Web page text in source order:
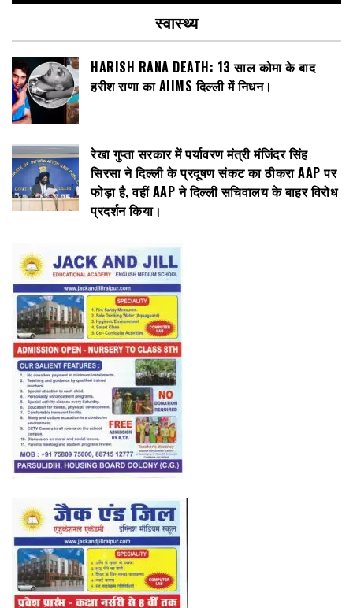
स्वास्थ्य
HARISH RANA DEATH: 13 साल कोमा के बाद
हरीश राणा का AIIMS दिल्ली में निधन।
रेखा गुप्ता सरकार में पर्यावरण मंत्री मंजिंदर सिंह
सिरसा ने दिल्ली के प्रदूषण संकट का ठीकरा AAP पर
फोड़ा है, वहीं AAP ने दिल्ली सचिवालय के बाहर विरोध
प्रदर्शन किया।